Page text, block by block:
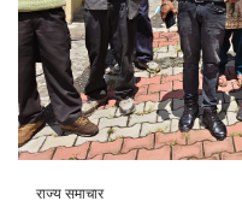
राज्य समाचार